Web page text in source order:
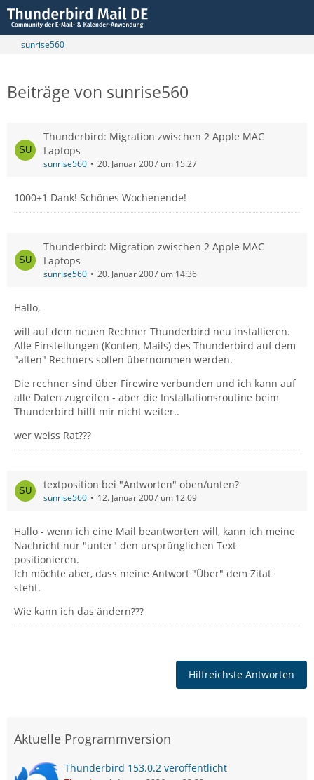
sunrise560
Beiträge von sunrise560
Thunderbird: Migration zwischen 2 Apple MAC
Laptops
sunrise560 20. Januar 2007 um 15:27
1000+1 Dank! Schönes Wochenende!
Thunderbird: Migration zwischen 2 Apple MAC
Laptops
sunrise560 20. Januar 2007 um 14:36
Hallo,
will auf dem neuen Rechner Thunderbird neu installieren.
Alle Einstellungen (Konten, Mails) des Thunderbird auf dem
"alten" Rechners sollen übernommen werden.
Die rechner sind über Firewire verbunden und ich kann auf
alle Daten zugreifen - aber die Installationsroutine beim
Thunderbird hilft mir nicht weiter..
wer weiss Rat???
textposition bei "Antworten" oben/unten?
sunrise560 12. Januar 2007 um 12:09
Hallo - wenn ich eine Mail beantworten will, kann ich meine
Nachricht nur "unter" den ursprünglichen Text
positionieren.
Ich möchte aber, dass meine Antwort "Über" dem Zitat
steht.
Wie kann ich das ändern???
Hilfreichste Antworten
Aktuelle Programmversion
Thunderbird 153.0.2 veröffentlicht